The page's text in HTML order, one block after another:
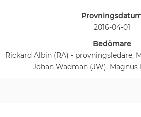
2016-04-01
Bedömare
Rickard Albin (RA) - provningsledare,
Johan Wadman (JW), Magnus